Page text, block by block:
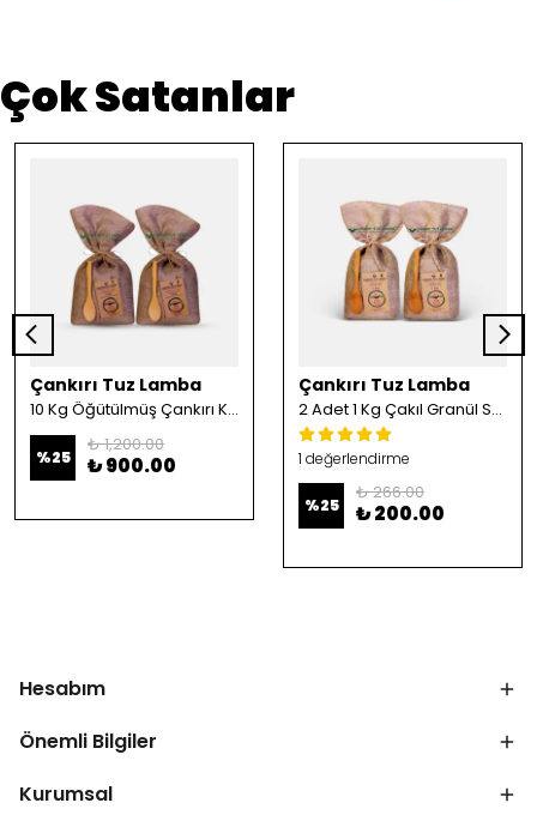
Çok Satanlar
Çankırı Tuz Lamba
10 Kg Öğütülmüş Çankırı Kristal Kaya Tuzu
%25
₺ 1,200.00
₺ 900.00
Çankırı Tuz Lamba
2 Adet 1 Kg Çakıl Granül Sofrada Öğütme Tuzu
1 değerlendirme
%25
₺ 266.00
₺ 200.00
Hesabım
Önemli Bilgiler
Kurumsal